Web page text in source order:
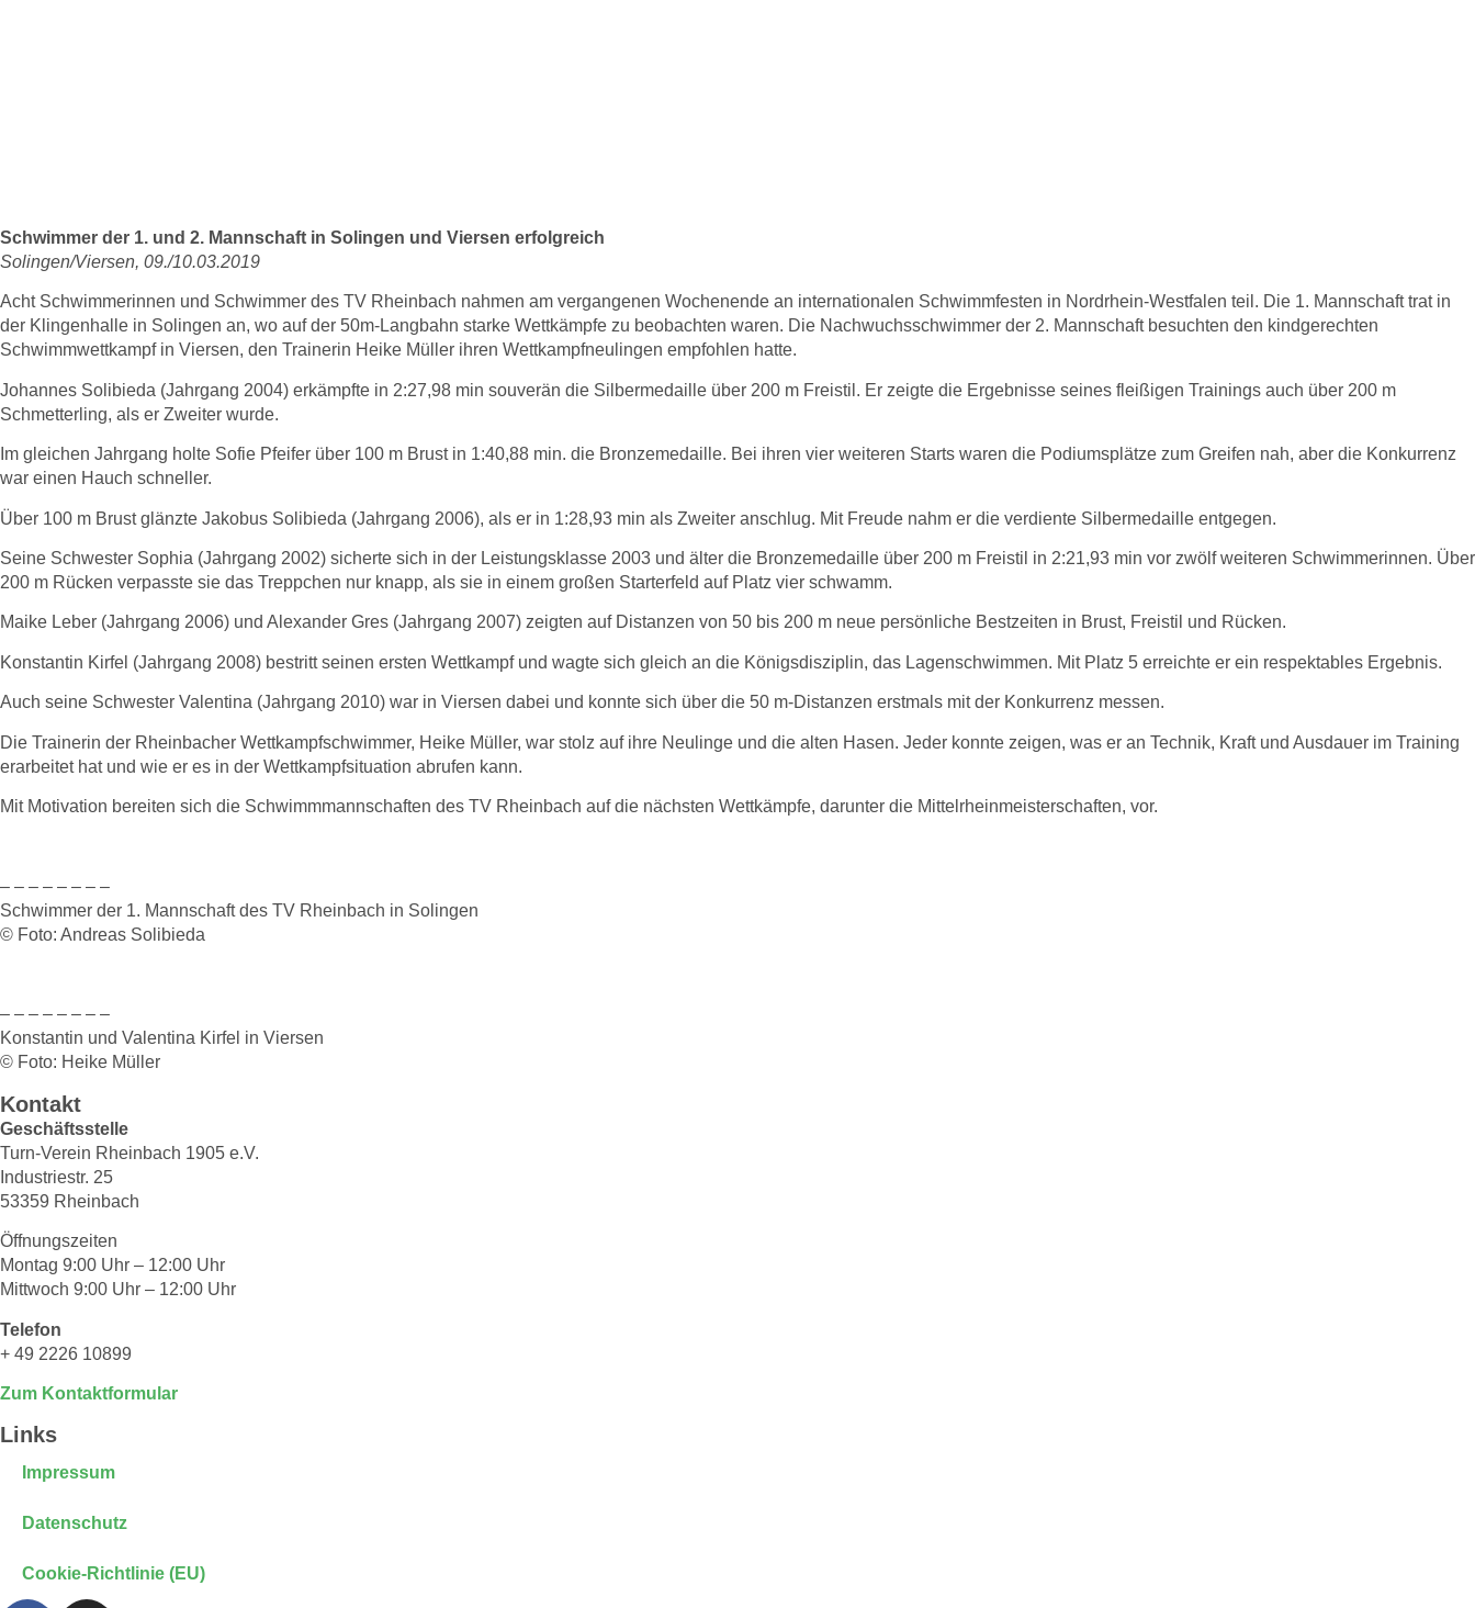
Schwimmer der 1. und 2. Mannschaft in Solingen und Viersen erfolgreich
Solingen/Viersen, 09./10.03.2019
Acht Schwimmerinnen und Schwimmer des TV Rheinbach nahmen am vergangenen Wochenende an internationalen Schwimmfesten in Nordrhein-Westfalen teil. Die 1. Mannschaft trat in
der Klingenhalle in Solingen an, wo auf der 50m-Langbahn starke Wettkämpfe zu beobachten waren. Die Nachwuchsschwimmer der 2. Mannschaft besuchten den kindgerechten
Schwimmwettkampf in Viersen, den Trainerin Heike Müller ihren Wettkampfneulingen empfohlen hatte.
Johannes Solibieda (Jahrgang 2004) erkämpfte in 2:27,98 min souverän die Silbermedaille über 200 m Freistil. Er zeigte die Ergebnisse seines fleißigen Trainings auch über 200 m
Schmetterling, als er Zweiter wurde.
Im gleichen Jahrgang holte Sofie Pfeifer über 100 m Brust in 1:40,88 min. die Bronzemedaille. Bei ihren vier weiteren Starts waren die Podiumsplätze zum Greifen nah, aber die Konkurrenz
war einen Hauch schneller.
Über 100 m Brust glänzte Jakobus Solibieda (Jahrgang 2006), als er in 1:28,93 min als Zweiter anschlug. Mit Freude nahm er die verdiente Silbermedaille entgegen.
Seine Schwester Sophia (Jahrgang 2002) sicherte sich in der Leistungsklasse 2003 und älter die Bronzemedaille über 200 m Freistil in 2:21,93 min vor zwölf weiteren Schwimmerinnen. Über
200 m Rücken verpasste sie das Treppchen nur knapp, als sie in einem großen Starterfeld auf Platz vier schwamm.
Maike Leber (Jahrgang 2006) und Alexander Gres (Jahrgang 2007) zeigten auf Distanzen von 50 bis 200 m neue persönliche Bestzeiten in Brust, Freistil und Rücken.
Konstantin Kirfel (Jahrgang 2008) bestritt seinen ersten Wettkampf und wagte sich gleich an die Königsdisziplin, das Lagenschwimmen. Mit Platz 5 erreichte er ein respektables Ergebnis.
Auch seine Schwester Valentina (Jahrgang 2010) war in Viersen dabei und konnte sich über die 50 m-Distanzen erstmals mit der Konkurrenz messen.
Die Trainerin der Rheinbacher Wettkampfschwimmer, Heike Müller, war stolz auf ihre Neulinge und die alten Hasen. Jeder konnte zeigen, was er an Technik, Kraft und Ausdauer im Training
erarbeitet hat und wie er es in der Wettkampfsituation abrufen kann.
Mit Motivation bereiten sich die Schwimmmannschaften des TV Rheinbach auf die nächsten Wettkämpfe, darunter die Mittelrheinmeisterschaften, vor.
– – – – – – – –
Schwimmer der 1. Mannschaft des TV Rheinbach in Solingen
© Foto: Andreas Solibieda
– – – – – – – –
Konstantin und Valentina Kirfel in Viersen
© Foto: Heike Müller
Kontakt
Geschäftsstelle
Turn-Verein Rheinbach 1905 e.V.
Industriestr. 25
53359 Rheinbach
Öffnungszeiten
Montag 9:00 Uhr – 12:00 Uhr
Mittwoch 9:00 Uhr – 12:00 Uhr
Telefon
+ 49 2226 10899
Zum Kontaktformular
Links
Impressum
Datenschutz
Cookie-Richtlinie (EU)